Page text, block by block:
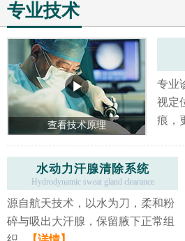
专业技术
查看技术原理
专业
视定
痕，
水动力汗腺清除系统
Hydrodynamic sweat gland clearance
源自航天技术，以水为刀，柔和粉
碎与吸出大汗腺，保留腋下正常组